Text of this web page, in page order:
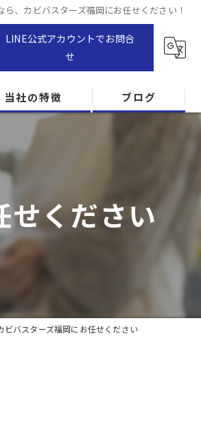
、カビバスターズ福岡にお任せください！
LINE公式アカウントでお問合
せ
当社の特徴
ビ
専門
住宅
検査
ブログ
せください
バスターズ福岡にお任せください